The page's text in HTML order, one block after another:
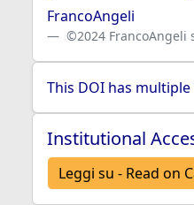
FrancoAngeli
©2024 FrancoAngeli
This DOI has
Institutional
Leggi su - Read on